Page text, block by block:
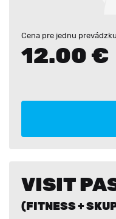
Cena pre jednu prevádzku
12.00 €
VISIT
(FITNESS +